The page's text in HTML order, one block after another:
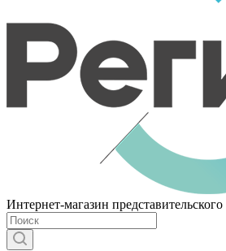
Интернет-магазин представительского